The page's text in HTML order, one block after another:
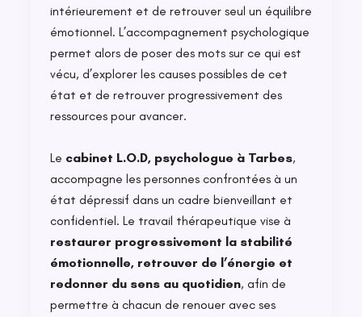
intérieurement et de retrouver seul un équilibre
émotionnel. L’accompagnement psychologique
permet alors de poser des mots sur ce qui est
vécu, d’explorer les causes possibles de cet
état et de retrouver progressivement des
ressources pour avancer.
Le cabinet L.O.D, psychologue à Tarbes,
accompagne les personnes confrontées à un
état dépressif dans un cadre bienveillant et
confidentiel. Le travail thérapeutique vise à
restaurer progressivement la stabilité
émotionnelle, retrouver de l’énergie et
redonner du sens au quotidien, afin de
permettre à chacun de renouer avec ses